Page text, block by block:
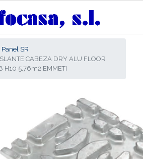
Panel SR
CABEZA DRY ALU FLOOR
5,76m2 EMMETI